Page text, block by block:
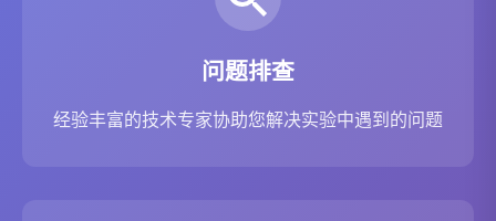
问题排查
经验丰富的技术专家协助您解决实验中遇到的问题